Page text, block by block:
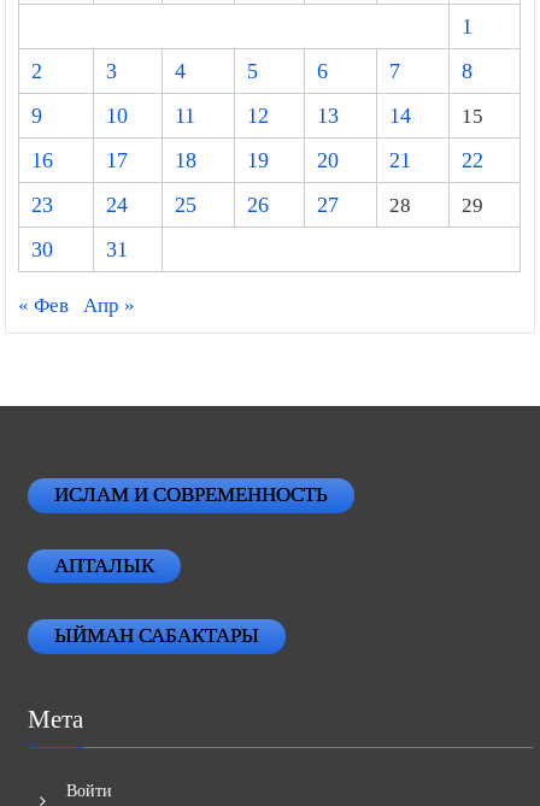
1
2
3 4 5 6 7
8
9
10 11 12 13 14
15
16
17 18 19 20 21
22
23
24 25 26 27 28
29
30
31
« Фев Апр »
ИСЛАМ И СОВРЕМЕННОСТЬ
АПТАЛЫК
ЫЙМАН САБАКТАРЫ
Мета
Войти